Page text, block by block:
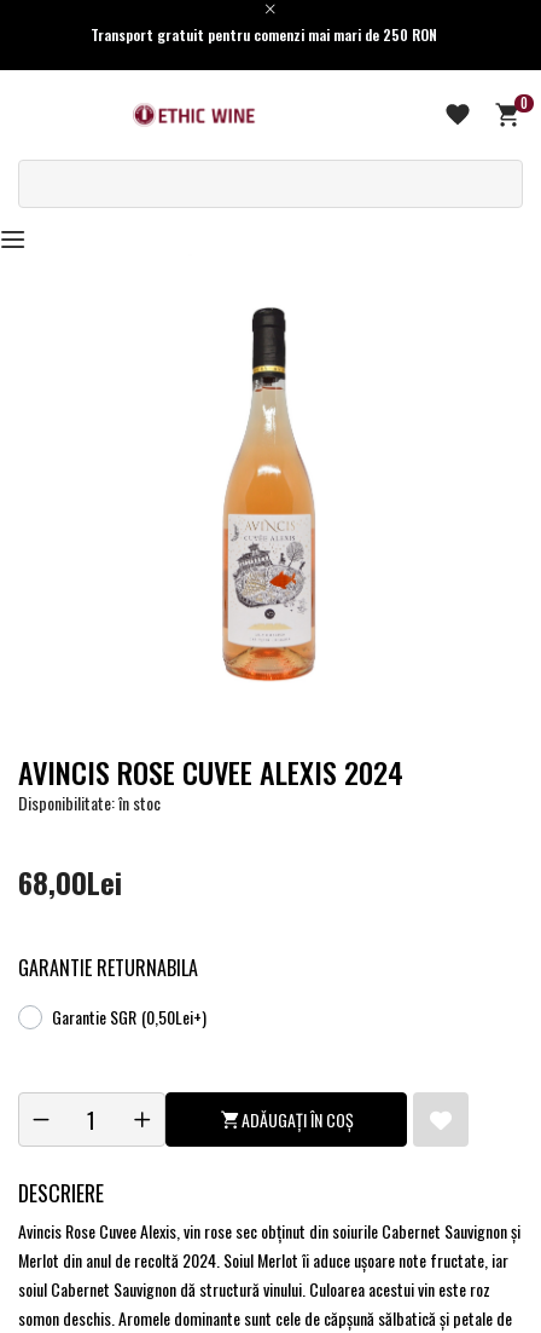
Transport gratuit pentru comenzi mai mari de 250 RON
0
AVINCIS ROSE CUVEE ALEXIS 2024
Disponibilitate: în stoc
68,00Lei
GARANTIE RETURNABILA
Garantie SGR (0,50Lei+)
ADĂUGAȚI ÎN COȘ
DESCRIERE
Avincis Rose Cuvee Alexis, vin rose sec obţinut din soiurile Cabernet Sauvignon şi
Merlot din anul de recoltă 2024. Soiul Merlot îi aduce ușoare note fructate, iar
soiul Cabernet Sauvignon dă structură vinului. Culoarea acestui vin este roz
somon deschis. Aromele dominante sunt cele de căpșună sălbatică și petale de